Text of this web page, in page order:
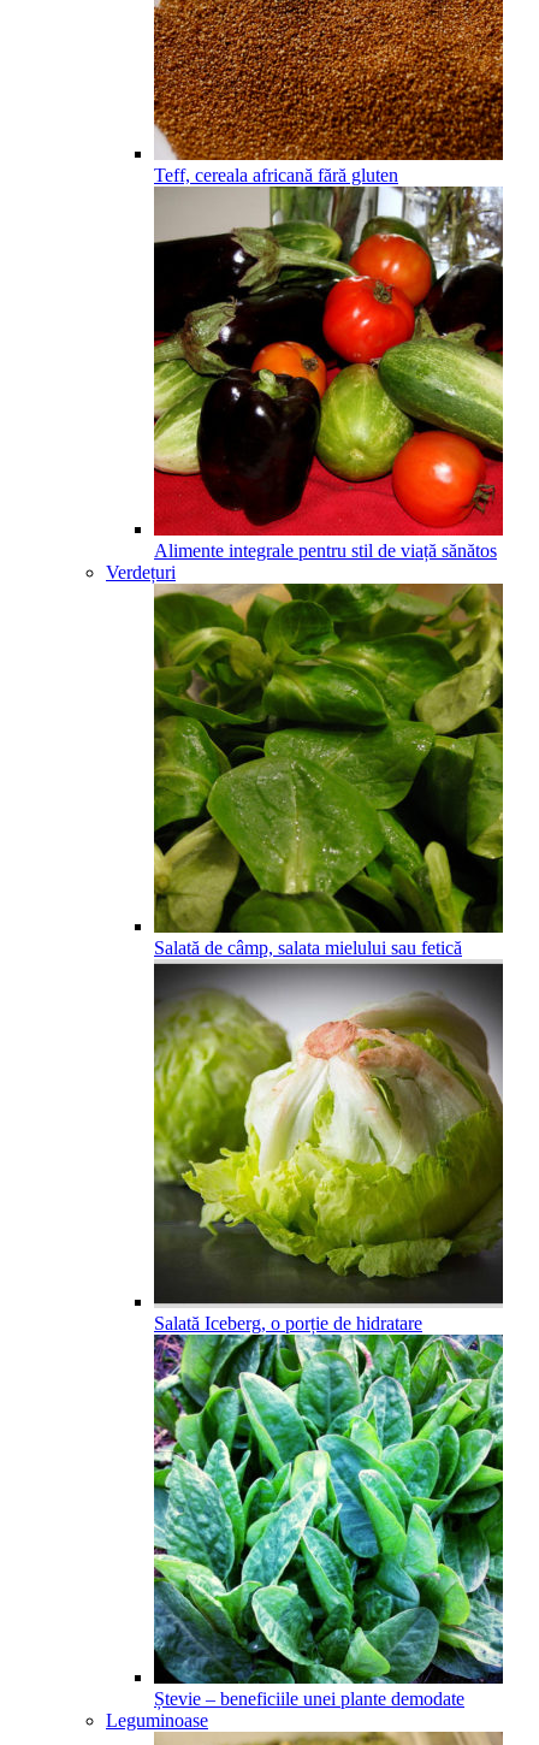
Teff, cereala africană fără gluten
Alimente integrale pentru stil de viață sănătos
Verdețuri
Salată de câmp, salata mielului sau fetică
Salată Iceberg, o porție de hidratare
Ștevie – beneficiile unei plante demodate
Leguminoase